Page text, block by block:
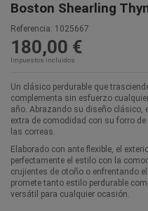
Boston Shearling
Referencia: 1025667
180,00 €
Impuestos incluidos
Un clásico perdurable que
complementa sin esfuerzo
año. Abrazando su diseño clásico,
extra de comodidad con su forro
las correas.
Elaborado con ante flexible, el
perfectamente el estilo con la
crujientes de otoño o enfrentando
promete tanto estilo perdurable
versátil para cualquier ocasión.